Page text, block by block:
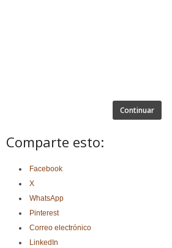
Continuar
Comparte esto:
Facebook
X
WhatsApp
Pinterest
Correo electrónico
LinkedIn